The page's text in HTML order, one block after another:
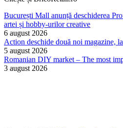
București Mall anunță deschiderea
artei și hobby-urilor creative
6 august 2026
Action deschide două noi magazine,
5 august 2026
Romanian DIY market – The most
3 august 2026